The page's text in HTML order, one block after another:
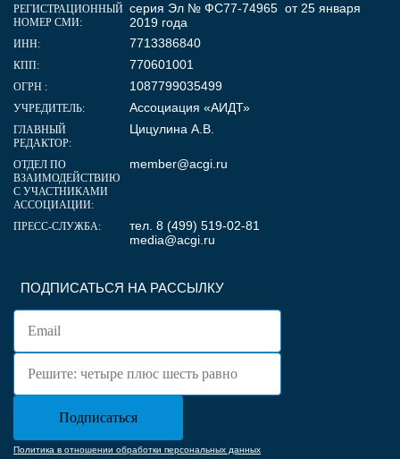
ПОДПИСАТЬСЯ НА РАССЫЛКУ
Политика в отношении обработки персональных данных
РЕГИСТРАЦИОННЫЙ
НОМЕР СМИ:
серия Эл № ФС77-74965 от 25 января
2019 года
ИНН: 7713386840
КПП: 770601001
ОГРН : 1087799035499
УЧРЕДИТЕЛЬ: Ассоциация «АИДТ»
ГЛАВНЫЙ
РЕДАКТОР:
Цицулина А.В.
ОТДЕЛ ПО
ВЗАИМОДЕЙСТВИЮ
С УЧАСТНИКАМИ
АССОЦИАЦИИ:
member@acgi.ru
ПРЕСС-СЛУЖБА:
тел. 8 (499) 519-02-81
media@acgi.ru